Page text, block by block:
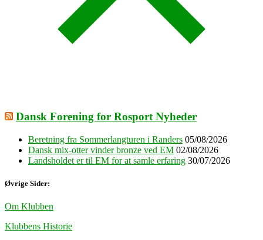
Dansk Forening for Rosport Nyheder
Beretning fra Sommerlangturen i Randers 05/08/2026
Dansk mix-otter vinder bronze ved EM 02/08/2026
Landsholdet er til EM for at samle erfaring 30/07/2026
Øvrige Sider:
Om Klubben
Klubbens Historie